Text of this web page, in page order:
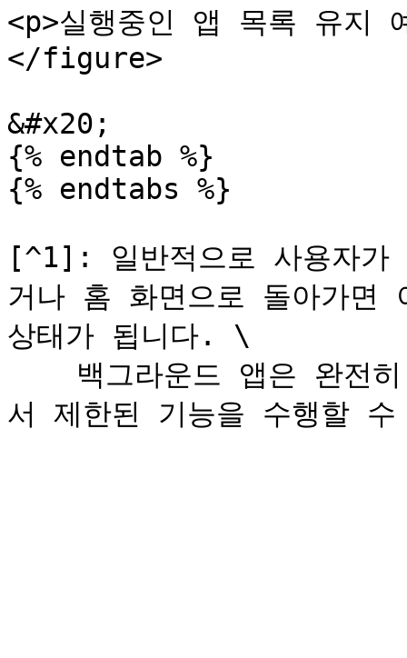
<p>실행중인 앱 목록 유
</figure>
&#x20;
{% endtab %}
{% endtabs %}
[^1]: 일반적으로 사용자가
거나 홈 화면으로 돌아가면
상태가 됩니다. \